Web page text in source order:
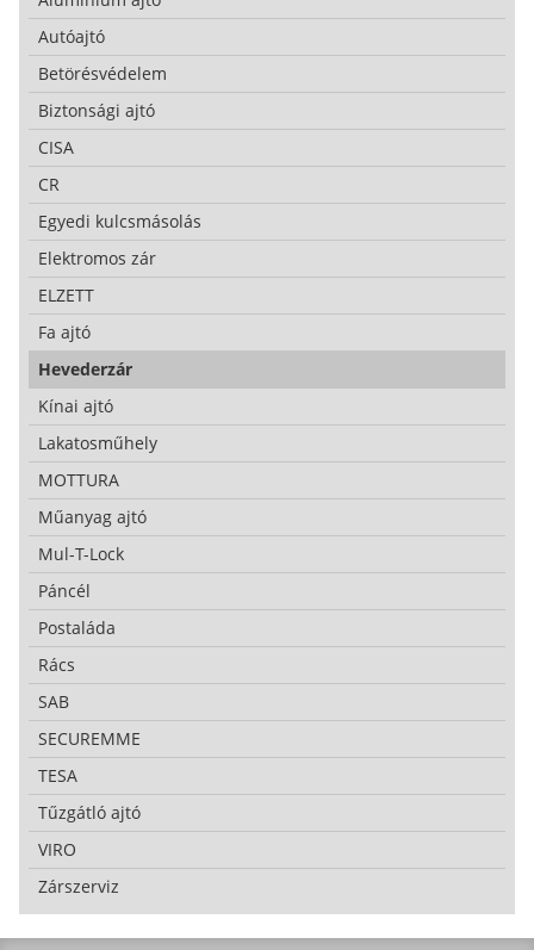
Autóajtó
Betörésvédelem
Biztonsági ajtó
CISA
CR
Egyedi kulcsmásolás
Elektromos zár
ELZETT
Fa ajtó
Hevederzár
Kínai ajtó
Lakatosműhely
MOTTURA
Műanyag ajtó
Mul-T-Lock
Páncél
Postaláda
Rács
SAB
SECUREMME
TESA
Tűzgátló ajtó
VIRO
Zárszerviz